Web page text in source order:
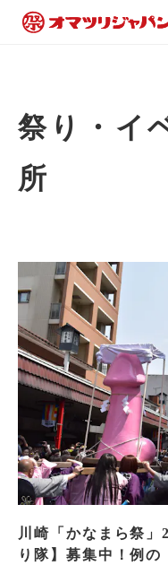
祭り・イ
所
川崎「かなまら祭
り隊】募集中！例の